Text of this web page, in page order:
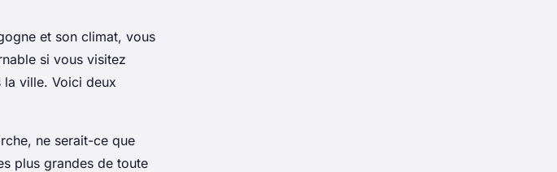
et son climat, vous
si vous visitez
la ville. Voici deux
ne serait-ce que
plus grandes de toute